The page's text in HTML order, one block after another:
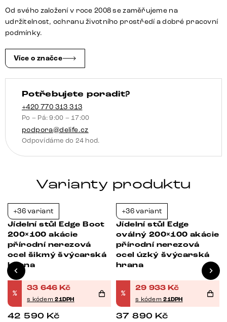
dub
přírodní
černý
švýcarská
hrana
množství
Od svého založení v roce 2008 se zaměřujeme na
udržitelnost, ochranu životního prostředí a dobré pracovní
podmínky.
Více o značce
Potřebujete poradit?
+420 770 313 313
Po – Pá: 9:00 – 17:00
podpora@delife.cz
Odpovídáme do 24 hod.
Varianty produktu
+36 variant
Jídelní stůl Edge Boot
200×100 akácie
přírodní nerezová
ocel šikmý švýcarská
hrana
%
33 646 Kč
s kódem21DPH
42 590 Kč
+36 variant
Jídelní stůl Edge
oválný 200×100 akácie
přírodní nerezová
ocel úzký švýcarská
hrana
%
29 933 Kč
s kódem21DPH
37 890 Kč